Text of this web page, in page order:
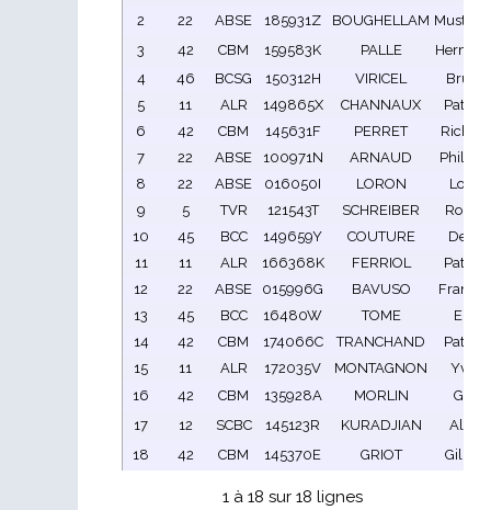
2
22 ABSE 185931Z BOUGHELLAM
3
42 CBM 159583K PALLE
4
46 BCSG 150312H VIRICEL
Bruno
5
11 ALR 149865X CHANNAUX
Patrick
6
42 CBM 145631F PERRET
7
22 ABSE 100971N ARNAUD
8
22 ABSE 016050I LORON
Louis
9
5 TVR 121543T SCHREIBER
Robert
10
45 BCC 149659Y COUTURE
Denis
11
11 ALR 166368K FERRIOL
Patrice
12
22 ABSE 015996G BAVUSO
13
45 BCC 16480W TOME
Eric
14
42 CBM 174066C TRANCHAND
Patrice
15
11 ALR 172035V MONTAGNON
Yves
16
42 CBM 135928A MORLIN
Guy
17
12 SCBC 145123R KURADJIAN
Alain
18
42 CBM 145370E GRIOT Gilbert
1 à 18 sur 18 lignes